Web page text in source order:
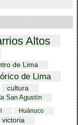
Altos
de Lima
de Lima
cultura
San Agustín
Huánuco
victoria